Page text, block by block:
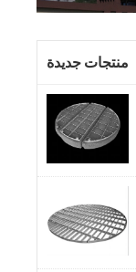
منتجات جديدة